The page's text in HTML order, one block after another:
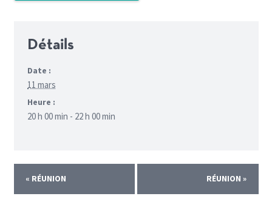
Détails
Date :
11 mars
Heure :
20 h 00 min - 22 h 00 min
« RÉUNION RÉUNION »